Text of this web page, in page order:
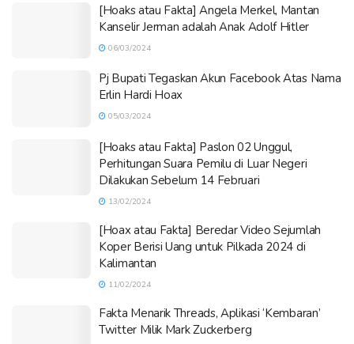
[Hoaks atau Fakta] Angela Merkel, Mantan
Kanselir Jerman adalah Anak Adolf Hitler
06/03/2024
Pj Bupati Tegaskan Akun Facebook Atas Nama
Erlin Hardi Hoax
05/03/2024
[Hoaks atau Fakta] Paslon 02 Unggul,
Perhitungan Suara Pemilu di Luar Negeri
Dilakukan Sebelum 14 Februari
13/02/2024
[Hoax atau Fakta] Beredar Video Sejumlah
Koper Berisi Uang untuk Pilkada 2024 di
Kalimantan
11/02/2024
Fakta Menarik Threads, Aplikasi ‘Kembaran’
Twitter Milik Mark Zuckerberg